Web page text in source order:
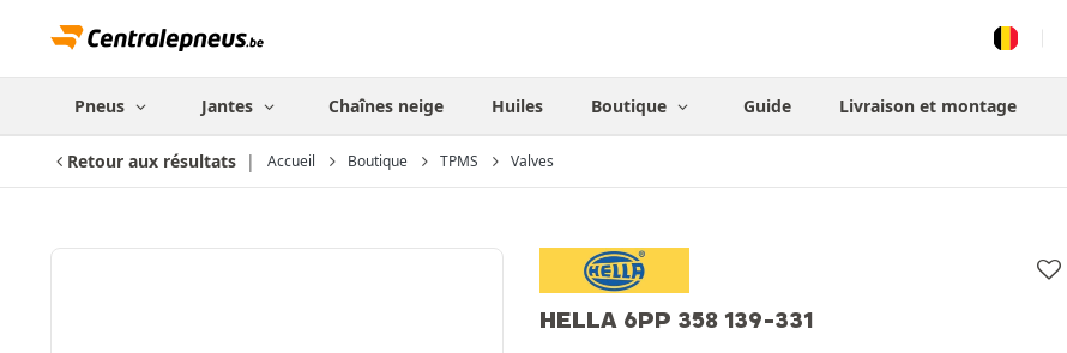
Pneus Jantes Chaînes neige Huiles Boutique Guide Livraison et montage
Retour aux résultats Accueil Boutique TPMS Valves
HELLA 6PP 358 139-331